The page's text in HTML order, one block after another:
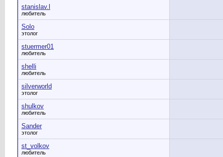
stanislav.l
любитель
Solo
этолог
stuermer01
любитель
shelli
любитель
silverworld
этолог
shulkov
любитель
Sander
этолог
st_volkov
любитель